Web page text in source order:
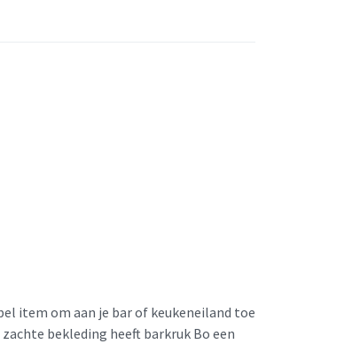
item om aan je bar of keukeneiland toe
bekleding heeft barkruk Bo een